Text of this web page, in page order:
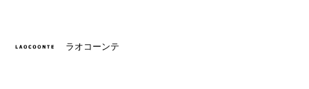
ラオコーンテ